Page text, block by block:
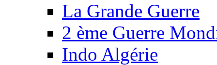
La Grande Guerre
2 ème Guerre
Indo Algérie